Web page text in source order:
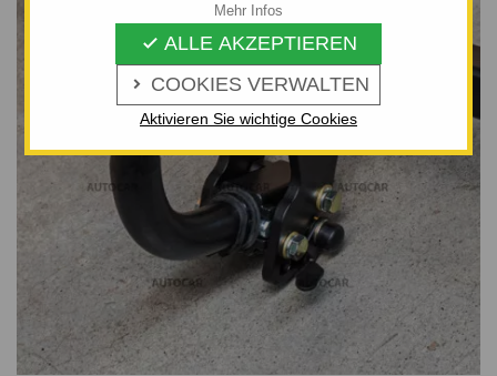
 COOKIES VERWALTEN
 ALLE AKZEPTIEREN
Aktivieren Sie wichtige Cookies
Mehr Infos